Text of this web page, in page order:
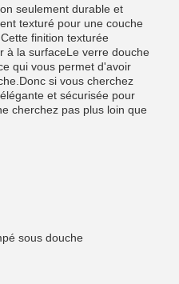
seulement durable et
texturé pour une couche
finition texturée
à la surfaceLe verre douche
qui vous permet d'avoir
si vous cherchez
et sécurisée pour
cherchez pas plus loin que
sous douche